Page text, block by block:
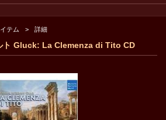
テム 詳細
ト Gluck: La Clemenza di Tito CD